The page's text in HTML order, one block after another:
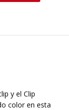
y el Clip
color en esta